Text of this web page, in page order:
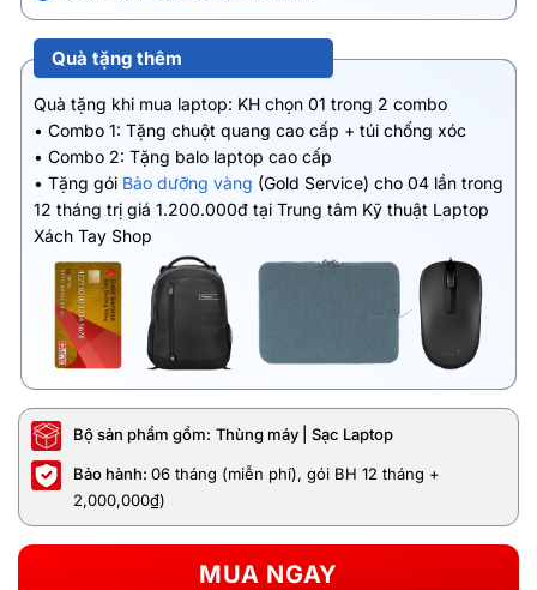
Quà tặng thêm
Quà tặng khi mua laptop: KH chọn 01 trong 2 combo
• Combo 1: Tặng chuột quang cao cấp + túi chống xóc
• Combo 2: Tặng balo laptop cao cấp
• Tặng gói Bảo dưỡng vàng (Gold Service) cho 04 lần trong
12 tháng trị giá 1.200.000đ tại Trung tâm Kỹ thuật Laptop
Xách Tay Shop
Bộ sản phẩm gồm: Thùng máy | Sạc Laptop
Bảo hành: 06 tháng (miễn phí), gói BH 12 tháng +
2,000,000₫)
MUA NGAY